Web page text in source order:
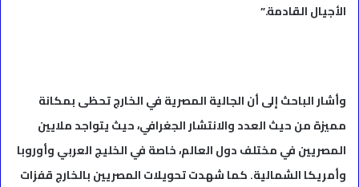
الأجيال القادمة.”
وأشار الباحث إلى أن الجالية المصرية في الخارج تحظى بمكانة
مميزة من حيث العدد والانتشار الجغرافي، حيث يتواجد ملايين
المصريين في مختلف دول العالم، خاصة في الخليج العربي وأوروبا
وأمريكا الشمالية. كما شهدت تحويلات المصريين بالخارج قفزات